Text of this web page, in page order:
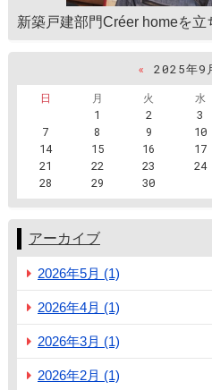
新築戸建部門Créer homeを立
« 2025年9
日
月 火 水
1
2 3
7
8 9 10
14
15 16 17
21
22 23 24
28
29 30
アーカイブ
2026年5月 (1)
2026年4月 (1)
2026年3月 (1)
2026年2月 (1)